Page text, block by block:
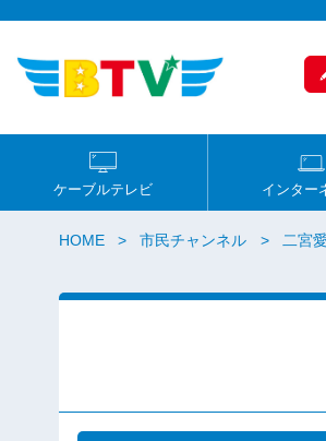
ケーブルテレビ インター
HOME 市民チャンネル 二宮